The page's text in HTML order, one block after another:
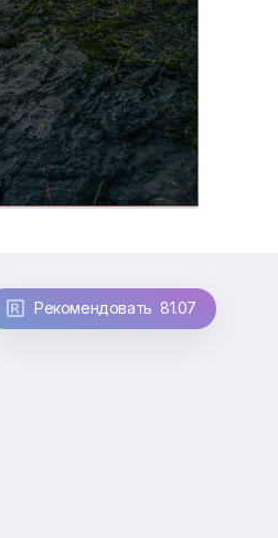
 Рекомендовать 81.07